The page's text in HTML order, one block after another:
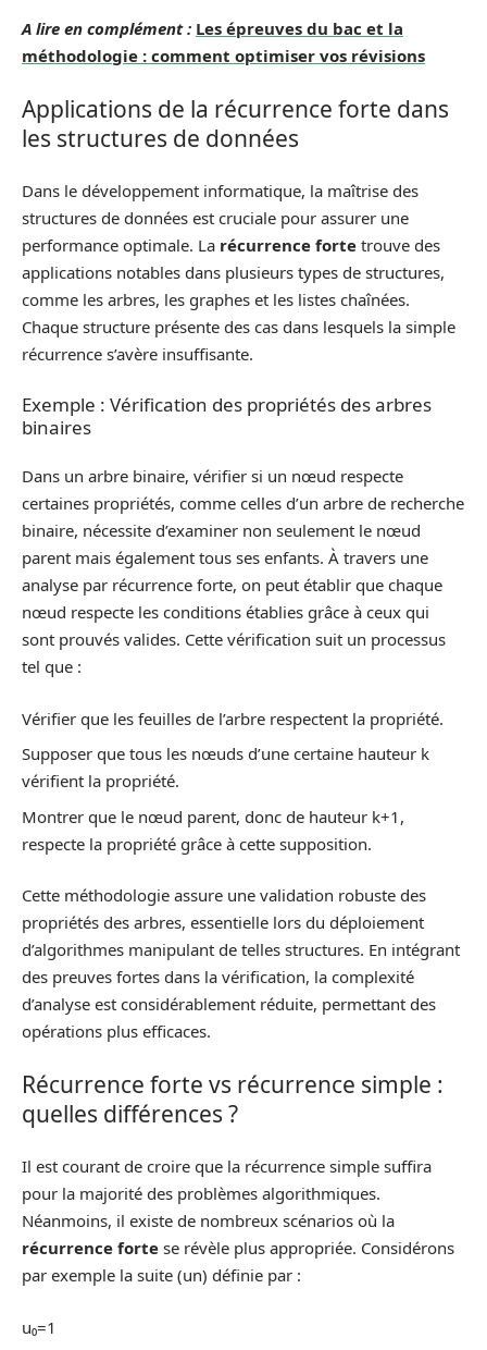
A lire en complément : Les épreuves du bac et la
méthodologie : comment optimiser vos révisions
Applications de la récurrence forte dans
les structures de données
Dans le développement informatique, la maîtrise des
structures de données est cruciale pour assurer une
performance optimale. La récurrence forte trouve des
applications notables dans plusieurs types de structures,
comme les arbres, les graphes et les listes chaînées.
Chaque structure présente des cas dans lesquels la simple
récurrence s’avère insuffisante.
Exemple : Vérification des propriétés des arbres
binaires
Dans un arbre binaire, vérifier si un nœud respecte
certaines propriétés, comme celles d’un arbre de recherche
binaire, nécessite d’examiner non seulement le nœud
parent mais également tous ses enfants. À travers une
analyse par récurrence forte, on peut établir que chaque
nœud respecte les conditions établies grâce à ceux qui
sont prouvés valides. Cette vérification suit un processus
tel que :
Vérifier que les feuilles de l’arbre respectent la propriété.
Supposer que tous les nœuds d’une certaine hauteur k
vérifient la propriété.
Montrer que le nœud parent, donc de hauteur k+1,
respecte la propriété grâce à cette supposition.
Cette méthodologie assure une validation robuste des
propriétés des arbres, essentielle lors du déploiement
d’algorithmes manipulant de telles structures. En intégrant
des preuves fortes dans la vérification, la complexité
d’analyse est considérablement réduite, permettant des
opérations plus efficaces.
Récurrence forte vs récurrence simple :
quelles différences ?
Il est courant de croire que la récurrence simple suffira
pour la majorité des problèmes algorithmiques.
Néanmoins, il existe de nombreux scénarios où la
récurrence forte se révèle plus appropriée. Considérons
par exemple la suite (un) définie par :
u₀=1